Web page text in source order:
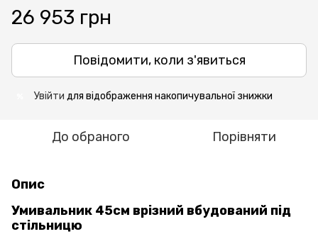
26 953 грн
Повідомити, коли з'явиться
Увійти для відображення накопичувальної знижки
До обраного Порівняти
Опис
Умивальник 45см врізний вбудований під
стільницю